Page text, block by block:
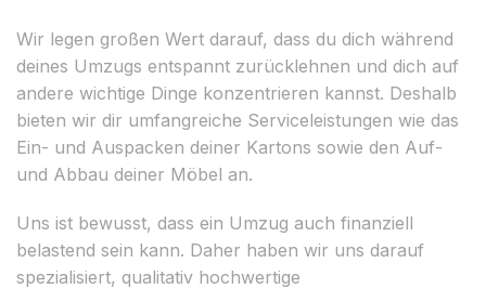
Wir legen großen Wert darauf, dass du dich während
deines Umzugs entspannt zurücklehnen und dich auf
andere wichtige Dinge konzentrieren kannst. Deshalb
bieten wir dir umfangreiche Serviceleistungen wie das
Ein- und Auspacken deiner Kartons sowie den Auf-
und Abbau deiner Möbel an.
Uns ist bewusst, dass ein Umzug auch finanziell
belastend sein kann. Daher haben wir uns darauf
spezialisiert, qualitativ hochwertige